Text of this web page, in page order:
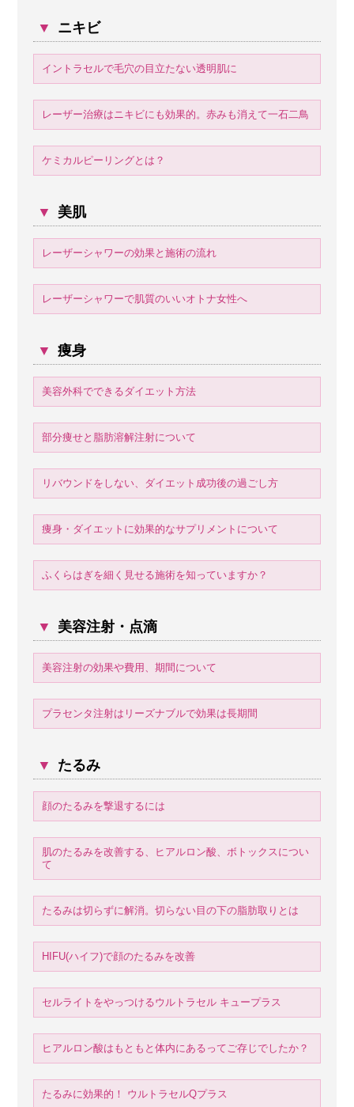
▼ ニキビ
イントラセルで毛穴の目立たない透明肌に
レーザー治療はニキビにも効果的。赤みも消えて一石二鳥
ケミカルピーリングとは？
▼ 美肌
レーザーシャワーの効果と施術の流れ
レーザーシャワーで肌質のいいオトナ女性へ
▼ 痩身
美容外科でできるダイエット方法
部分痩せと脂肪溶解注射について
リバウンドをしない、ダイエット成功後の過ごし方
痩身・ダイエットに効果的なサプリメントについて
ふくらはぎを細く見せる施術を知っていますか？
▼ 美容注射・点滴
美容注射の効果や費用、期間について
プラセンタ注射はリーズナブルで効果は長期間
▼ たるみ
顔のたるみを撃退するには
肌のたるみを改善する、ヒアルロン酸、ボトックスについ
て
たるみは切らずに解消。切らない目の下の脂肪取りとは
HIFU(ハイフ)で顔のたるみを改善
セルライトをやっつけるウルトラセル キュープラス
ヒアルロン酸はもともと体内にあるってご存じでしたか？
たるみに効果的！ ウルトラセルQプラス